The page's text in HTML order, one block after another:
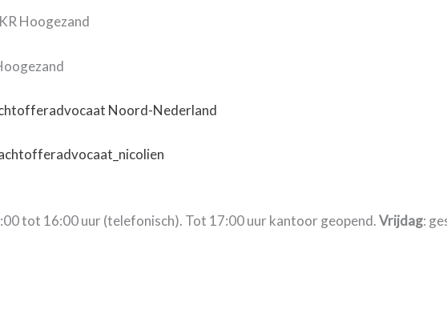
Hoogezand
Noord-Nederland
tot 16:00 uur (telefonisch). Tot 17:00 uur kantoor geopend.Vrijdag: